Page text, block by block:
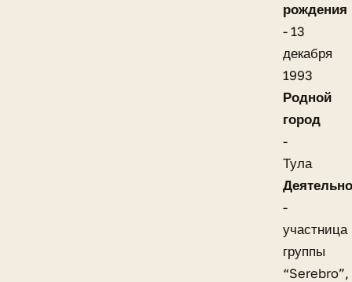
рождения
- 13
декабря
1993
Родной
город
-
Тула
-
участница
группы
“Serebro”,